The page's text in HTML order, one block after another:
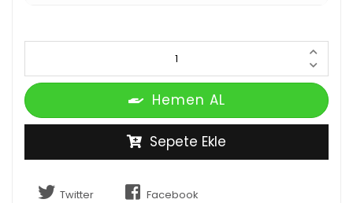
Hemen AL
Sepete Ekle
Twitter Facebook